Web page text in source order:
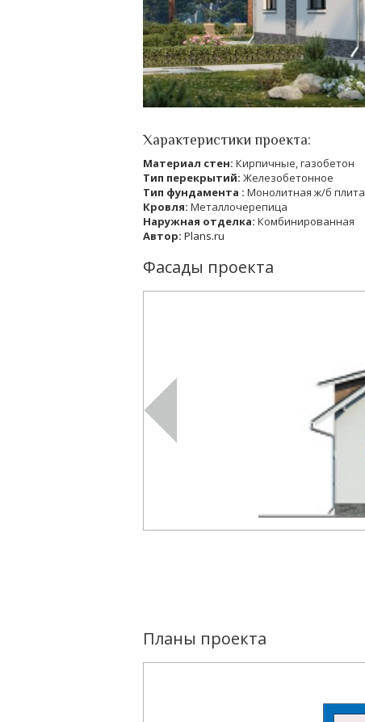
Характеристики проекта:
Материал стен: Кирпичные, газобетон
Тип перекрытий: Железобетонное
Тип фундамента : Монолитная ж/б плита
Кровля: Металлочерепица
Наружная отделка: Комбинированная
Автор: Plans.ru
Фасады проекта
Планы проекта